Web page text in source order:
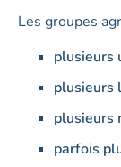
Les groupes
plusieurs
plusieurs
plusieurs
parfois